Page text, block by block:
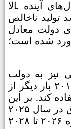
آینده بالا
(میانگین حدود ۸.۹ درصد تولید ناخالص
دولت معادل
شده است؛
نیز به دولت
کویت اجازه می‌دهد پس از سال ۲۰۱۷ بار دیگر از
کند. بر این
اساس، انتشار ۱۰ میلیارد دلار اوراق در سال ۲۰۲۵
و حدود ۵ میلیارد دلار سالانه در دوره ۲۰۲۶ تا ۲۰۲۸